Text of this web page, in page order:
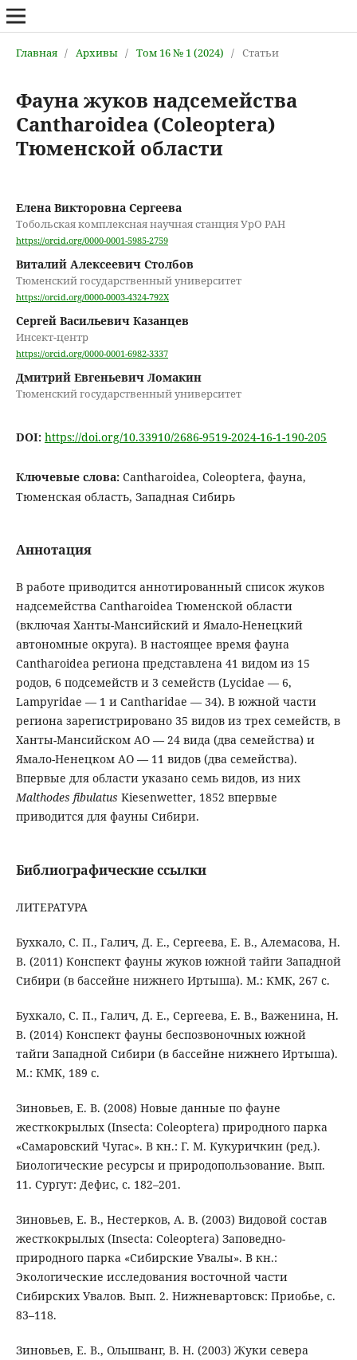
Главная / Архивы / Том 16 № 1 (2024) / Статьи
Фауна жуков надсемейства
Cantharoidea (Coleoptera)
Тюменской области
Елена Викторовна Сергеева
Тобольская комплексная научная станция УрО РАН
https://orcid.org/0000-0001-5985-2759
Виталий Алексеевич Столбов
Тюменский государственный университет
https://orcid.org/0000-0003-4324-792X
Сергей Васильевич Казанцев
Инсект-центр
https://orcid.org/0000-0001-6982-3337
Дмитрий Евгеньевич Ломакин
Тюменский государственный университет
DOI: https://doi.org/10.33910/2686-9519-2024-16-1-190-205
Ключевые слова: Cantharoidea, Coleoptera, фауна,
Тюменская область, Западная Сибирь
Аннотация
В работе приводится аннотированный список жуков
надсемейства Cantharoidea Тюменской области
(включая Ханты-Мансийский и Ямало-Ненецкий
автономные округа). В настоящее время фауна
Cantharoidea региона представлена 41 видом из 15
родов, 6 подсемейств и 3 семейств (Lycidae — 6,
Lampyridae — 1 и Cantharidae — 34). В южной части
региона зарегистрировано 35 видов из трех семейств, в
Ханты-Мансийском АО — 24 вида (два семейства) и
Ямало-Ненецком АО — 11 видов (два семейства).
Впервые для области указано семь видов, из них
Malthodes fibulatus Kiesenwetter, 1852 впервые
приводится для фауны Сибири.
Библиографические ссылки
ЛИТЕРАТУРА
Бухкало, С. П., Галич, Д. Е., Сергеева, Е. В., Алемасова, Н.
В. (2011) Конспект фауны жуков южной тайги Западной
Сибири (в бассейне нижнего Иртыша). М.: КМК, 267 с.
Бухкало, С. П., Галич, Д. Е., Сергеева, Е. В., Важенина, Н.
В. (2014) Конспект фауны беспозвоночных южной
тайги Западной Сибири (в бассейне нижнего Иртыша).
М.: КМК, 189 с.
Зиновьев, Е. В. (2008) Новые данные по фауне
жесткокрылых (Insecta: Coleoptera) природного парка
«Самаровский Чугас». В кн.: Г. М. Кукуричкин (ред.).
Биологические ресурсы и природопользование. Вып.
11. Сургут: Дефис, с. 182–201.
Зиновьев, Е. В., Нестерков, А. В. (2003) Видовой состав
жесткокрылых (Insecta: Coleoptera) Заповедно-
природного парка «Сибирские Увалы». В кн.:
Экологические исследования восточной части
Сибирских Увалов. Вып. 2. Нижневартовск: Приобье, с.
83–118.
Зиновьев, Е. В., Ольшванг, В. Н. (2003) Жуки севера